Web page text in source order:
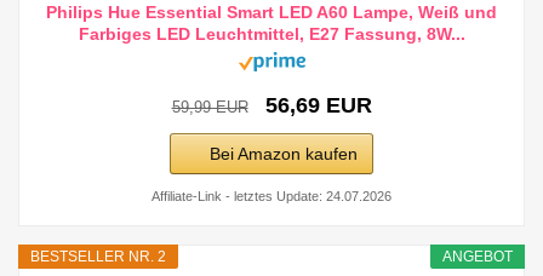
Philips Hue Essential Smart LED A60 Lampe, Weiß und
Farbiges LED Leuchtmittel, E27 Fassung, 8W...
59,99 EUR 56,69 EUR
Bei Amazon kaufen
Affiliate-Link - letztes Update: 24.07.2026
ANGEBOT
BESTSELLER NR. 2